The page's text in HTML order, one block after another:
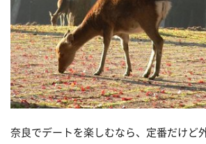
奈良でデートを楽しむなら、定番だけど